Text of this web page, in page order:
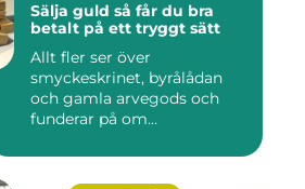
Sälja guld så får du bra
betalt på ett tryggt sätt
Allt fler ser över
smyckeskrinet, byrålådan
och gamla arvegods och
funderar på om